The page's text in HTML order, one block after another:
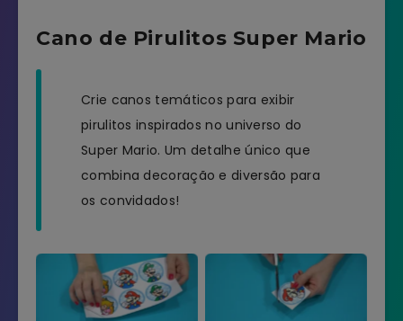
Cano de Pirulitos Super Mario
Crie canos temáticos para exibir
pirulitos inspirados no universo do
Super Mario. Um detalhe único que
combina decoração e diversão para
os convidados!